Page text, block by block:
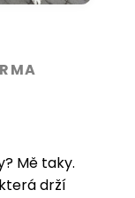
Mě taky.
drží